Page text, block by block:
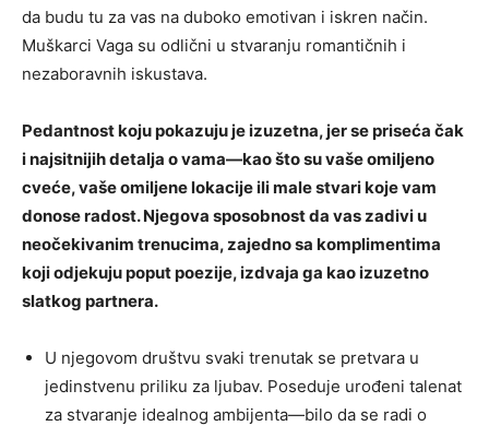
da budu tu za vas na duboko emotivan i iskren način.
Muškarci Vaga su odlični u stvaranju romantičnih i
nezaboravnih iskustava.
Pedantnost koju pokazuju je izuzetna, jer se priseća čak
i najsitnijih detalja o vama—kao što su vaše omiljeno
cveće, vaše omiljene lokacije ili male stvari koje vam
donose radost. Njegova sposobnost da vas zadivi u
neočekivanim trenucima, zajedno sa komplimentima
koji odjekuju poput poezije, izdvaja ga kao izuzetno
slatkog partnera.
U njegovom društvu svaki trenutak se pretvara u
jedinstvenu priliku za ljubav. Poseduje urođeni talenat
za stvaranje idealnog ambijenta—bilo da se radi o